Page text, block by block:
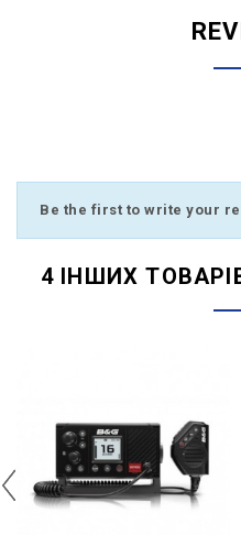
Be the first to write your
4 ІНШИХ